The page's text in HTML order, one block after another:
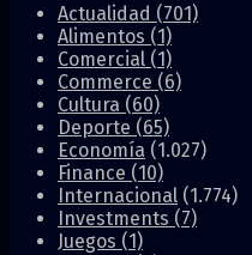
Actualidad (701)
Alimentos (1)
Comercial (1)
Commerce (6)
Cultura (60)
Deporte (65)
Economía (1.027)
Finance (10)
Internacional (1.774)
Investments (7)
Juegos (1)